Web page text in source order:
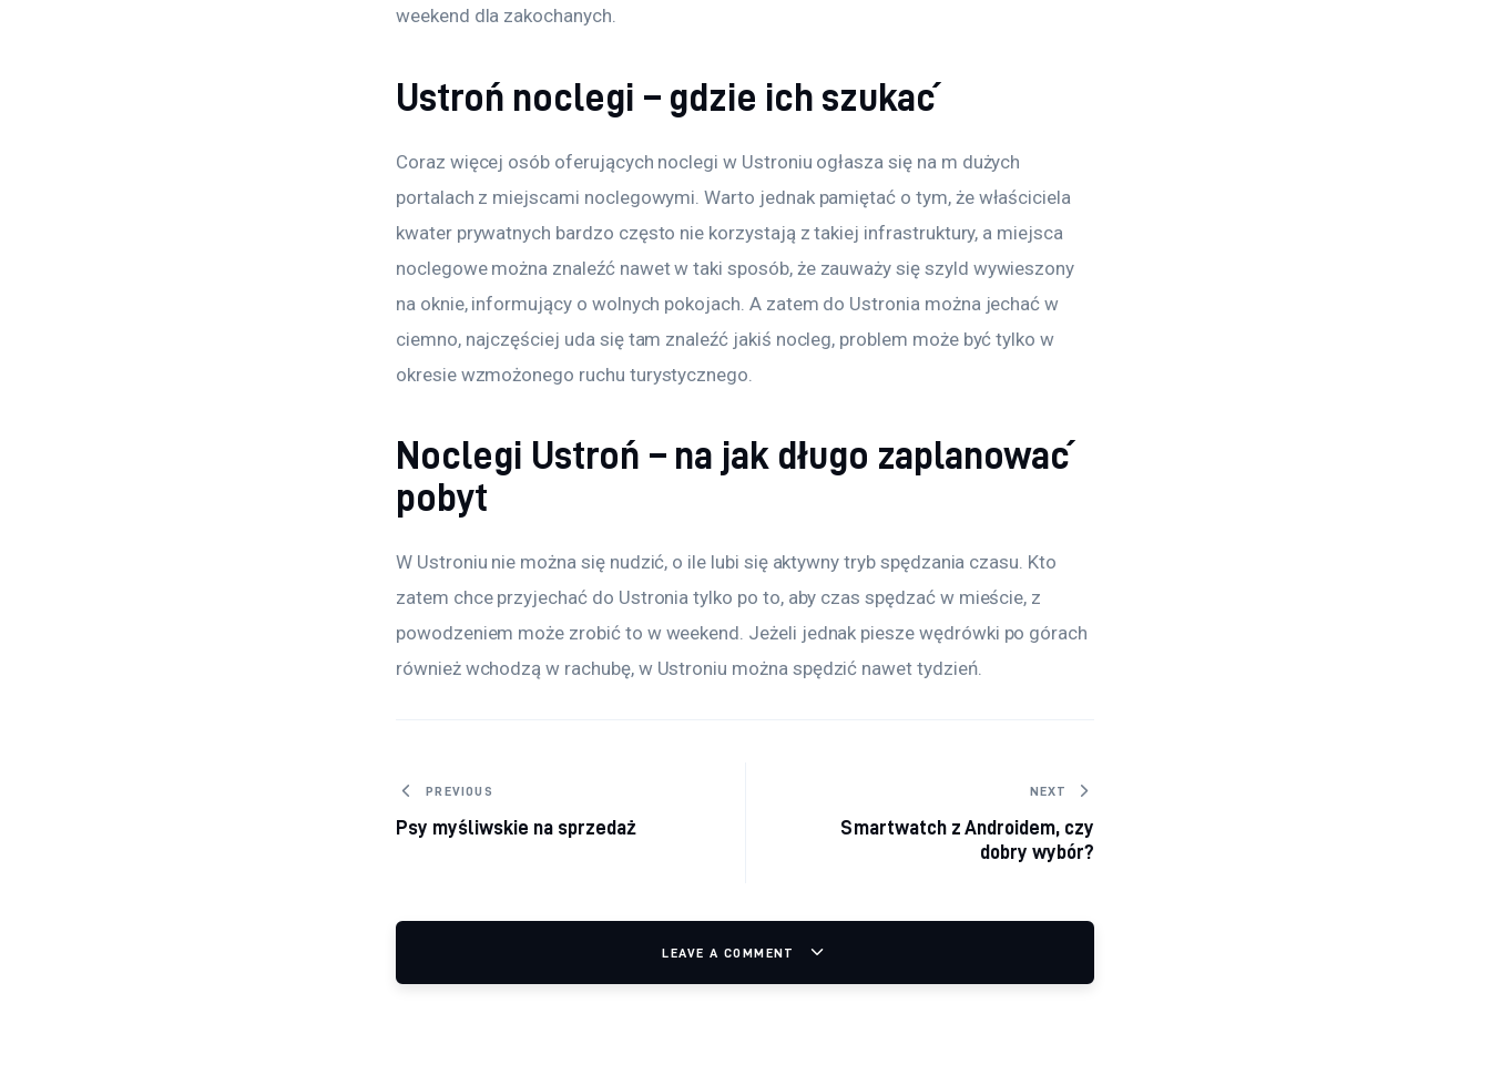
weekend dla zakochanych.
Ustroń noclegi – gdzie ich szukać
Coraz więcej osób oferujących noclegi w Ustroniu ogłasza się na m dużych
portalach z miejscami noclegowymi. Warto jednak pamiętać o tym, że właściciela
kwater prywatnych bardzo często nie korzystają z takiej infrastruktury, a miejsca
noclegowe można znaleźć nawet w taki sposób, że zauważy się szyld wywieszony
na oknie, informujący o wolnych pokojach. A zatem do Ustronia można jechać w
ciemno, najczęściej uda się tam znaleźć jakiś nocleg, problem może być tylko w
okresie wzmożonego ruchu turystycznego.
Noclegi Ustroń – na jak długo zaplanować
pobyt
W Ustroniu nie można się nudzić, o ile lubi się aktywny tryb spędzania czasu. Kto
zatem chce przyjechać do Ustronia tylko po to, aby czas spędzać w mieście, z
powodzeniem może zrobić to w weekend. Jeżeli jednak piesze wędrówki po górach
również wchodzą w rachubę, w Ustroniu można spędzić nawet tydzień.
Nawigacja wpisu
PREVIOUS
Psy myśliwskie na sprzedaż
NEXT
Smartwatch z Androidem, czy
dobry wybór?
LEAVE A COMMENT